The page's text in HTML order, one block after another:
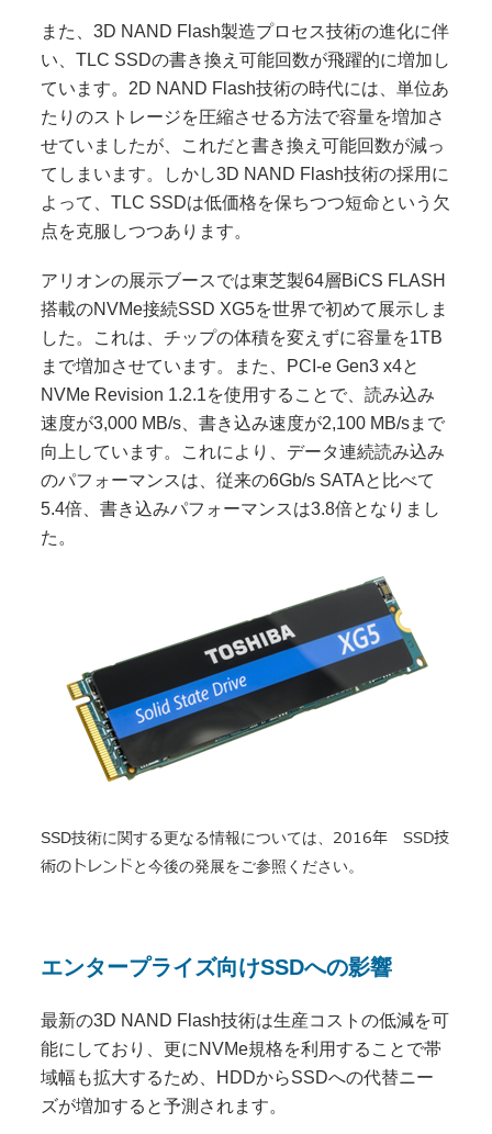
また、3D NAND Flash製造プロセス技術の進化に伴
い、TLC SSDの書き換え可能回数が飛躍的に増加し
ています。2D NAND Flash技術の時代には、単位あ
たりのストレージを圧縮させる方法で容量を増加さ
せていましたが、これだと書き換え可能回数が減っ
てしまいます。しかし3D NAND Flash技術の採用に
よって、TLC SSDは低価格を保ちつつ短命という欠
点を克服しつつあります。
アリオンの展示ブースでは東芝製64層BiCS FLASH
搭載のNVMe接続SSD XG5を世界で初めて展示しま
した。これは、チップの体積を変えずに容量を1TB
まで増加させています。また、PCI-e Gen3 x4と
NVMe Revision 1.2.1を使用することで、読み込み
速度が3,000 MB/s、書き込み速度が2,100 MB/sまで
向上しています。これにより、データ連続読み込み
のパフォーマンスは、従来の6Gb/s SATAと比べて
5.4倍、書き込みパフォーマンスは3.8倍となりまし
た。
SSD技術に関する更なる情報については、 2016年 SSD技
術のトレンドと今後の発展をご参照ください。
エンタープライズ向けSSDへの影響
最新の3D NAND Flash技術は生産コストの低減を可
能にしており、更にNVMe規格を利用することで帯
域幅も拡大するため、HDDからSSDへの代替ニー
ズが増加すると予測されます。